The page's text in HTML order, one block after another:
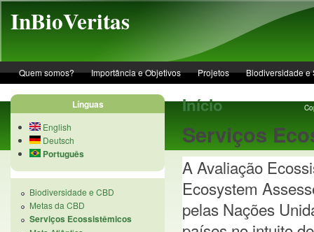
InBioVeritas
Quem somos? Importância e Objetivos Projetos Biodiversidade e
Início
Serviços
A Avaliação
Ecosystem
pelas Nações
Línguas
English
Deutsch
Português
Biodiversidade e CBD
Metas da CBD
Serviços Ecossistêmicos